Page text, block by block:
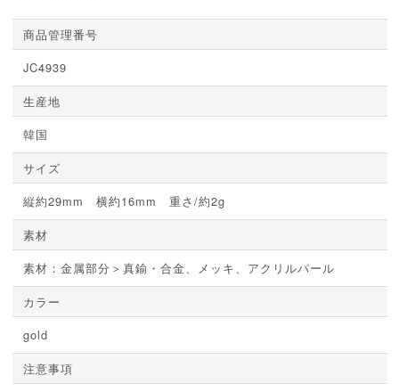
商品管理番号
JC4939
生産地
韓国
サイズ
縦約29mm 横約16mm 重さ/約2g
素材
素材：金属部分＞真鍮・合金、メッキ、アクリルパール
カラー
gold
注意事項